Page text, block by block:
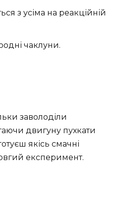
з усіма на реакційній
чаклуни.
заволоділи
двигуну пухкати
якісь смачні
експеримент.